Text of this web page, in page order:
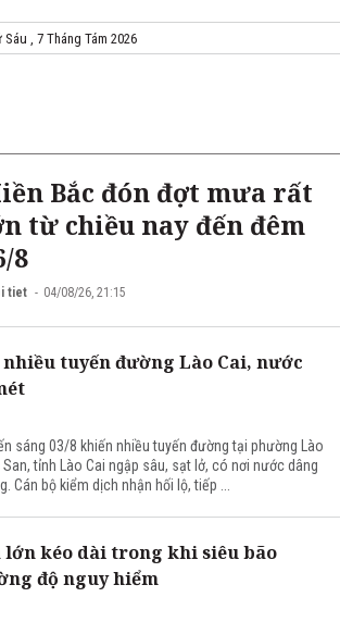
Sáu , 7 Tháng Tám 2026
Bắc đón đợt mưa rất
từ chiều nay đến đêm
8
tiet 04/08/26, 21:15
tuyến đường Lào Cai, nước
sáng 03/8 khiến nhiều tuyến đường tại phường Lào
San, tỉnh Lào Cai ngập sâu, sạt lở, có nơi nước dâng
Cán bộ kiểm dịch nhận hối lộ, tiếp ...
lớn kéo dài trong khi siêu bão
độ nguy hiểm